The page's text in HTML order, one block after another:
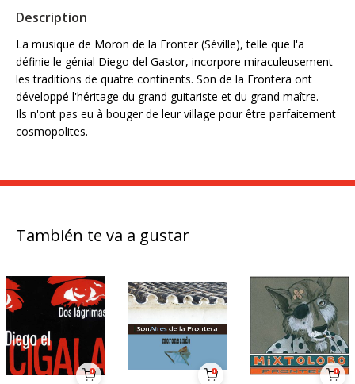
Description
La musique de Moron de la Fronter (Séville), telle que l'a
définie le génial Diego del Gastor, incorpore miraculeusement
les traditions de quatre continents. Son de la Frontera ont
développé l'héritage du grand guitariste et du grand maître.
Ils n'ont pas eu à bouger de leur village pour être parfaitement
cosmopolites.
También te va a gustar